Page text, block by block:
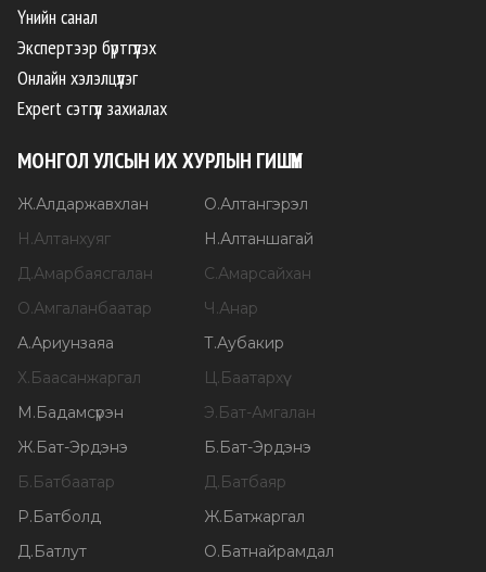
Үнийн санал
Экспертээр бүртгүүлэх
Онлайн хэлэлцүүлэг
Expert сэтгүүл захиалах
МОНГОЛ УЛСЫН ИХ ХУРЛЫН ГИШҮҮН
Ж.Алдаржавхлан О.Алтангэрэл
Н.Алтанхуяг Н.Алтаншагай
Д.Амарбаясгалан С.Амарсайхан
О.Амгаланбаатар Ч.Анар
А.Ариунзаяа Т.Аубакир
Х.Баасанжаргал Ц.Баатархүү
М.Бадамсүрэн Э.Бат-Амгалан
Ж.Бат-Эрдэнэ Б.Бат-Эрдэнэ
Б.Батбаатар Д.Батбаяр
Р.Батболд Ж.Батжаргал
Д.Батлут О.Батнайрамдал